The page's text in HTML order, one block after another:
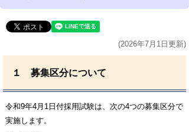
(2026年7月1日更新)
１ 募集区分について
令和9年4月1日付採用試験は、次の4つの募集区分で
実施します。